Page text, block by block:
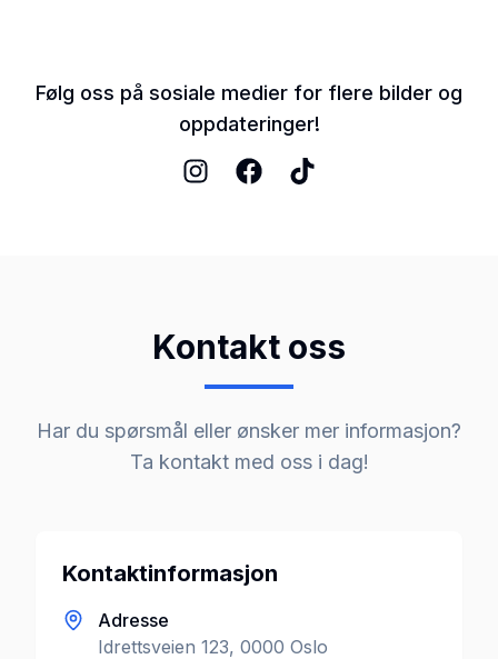
Følg oss på sosiale medier for flere bilder og
oppdateringer!
Kontakt oss
Har du spørsmål eller ønsker mer informasjon?
Ta kontakt med oss i dag!
Kontaktinformasjon
Adresse
Idrettsveien 123, 0000 Oslo